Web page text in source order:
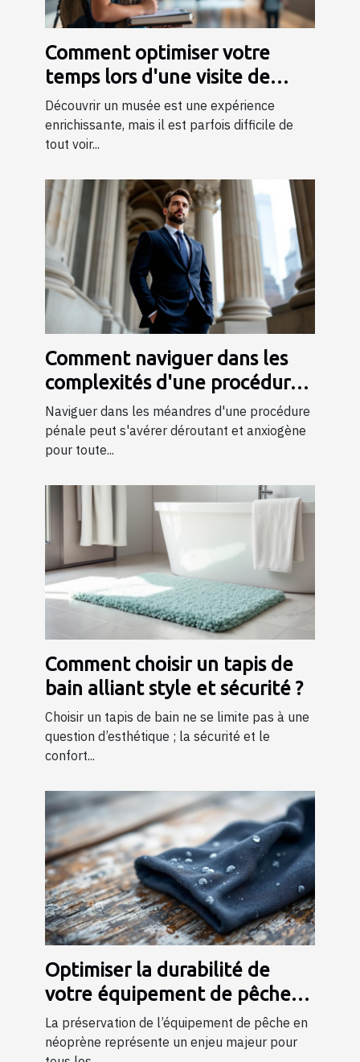
Comment optimiser votre
temps lors d'une visite de
musée ?
Découvrir un musée est une expérience
enrichissante, mais il est parfois difficile de
tout voir...
Comment naviguer dans les
complexités d'une procédure
pénale ?
Naviguer dans les méandres d'une procédure
pénale peut s'avérer déroutant et anxiogène
pour toute...
Comment choisir un tapis de
bain alliant style et sécurité ?
Choisir un tapis de bain ne se limite pas à une
question d’esthétique ; la sécurité et le
confort...
Optimiser la durabilité de
votre équipement de pêche
en néoprène
La préservation de l’équipement de pêche en
néoprène représente un enjeu majeur pour